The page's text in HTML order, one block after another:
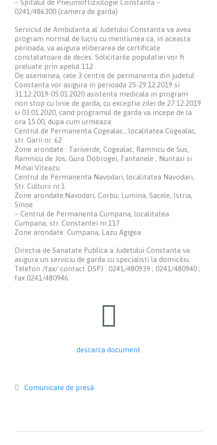
– Spitalul de Pneumoftiziologie Constanta –
0241/486300 (camera de garda)
Serviciul de Ambulanta al Judetului Constanta va avea
program normal de lucru cu mentiunea ca, in aceasta
perioada, va asigura eliberarea de certificate
constatatoare de deces. Solicitarile populatiei vor fi
preluate prin apelul 112.
De asemenea, cele 3 centre de permanenta din judetul
Constanta vor asigura in perioada 25-29.12.2019 si
31.12.2019-05.01.2020 asistenta medicala in program
non stop cu linie de garda, cu exceptia zilei de 27.12.2019
si 03.01.2020, cand programul de garda va incepe de la
ora 15.00, dupa cum urmeaza:
Centrul de Permanenta Cogealac , localitatea Cogealac,
str. Garii nr. 62
Zone arondate : Tariverde, Cogealac, Ramnicu de Sus,
Ramnicu de Jos, Gura Dobrogei, Fantanele , Nuntasi si
Mihai Viteazu
Centrul de Permanenta Navodari, localitatea Navodari,
Str. Culturii nr.1
Zone arondate:Navodari, Corbu, Lumina, Sacele, Istria,
Sinoe
– Centrul de Permanenta Cumpana, localitatea
Cumpana, str. Constantei nr.117
Zone arondate: Cumpana, Lazu Agigea
Directia de Sanatate Publica a Judetului Constanta va
asigura un serviciu de garda cu specialisti la domiciliu.
Telefon /fax/ contact DSPJ : 0241/480939 ; 0241/480940 ;
fax 0241/480946.

descarca document
 Category
Comunicate de presă